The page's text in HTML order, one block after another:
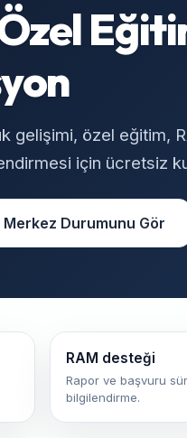
gelişimi, özel eğitim,
için ücretsiz
Merkez Durumunu Gör
RAM desteği
Rapor ve başvuru
bilgilendirme.